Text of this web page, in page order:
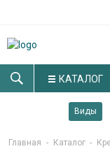
КАТАЛОГ
Виды
Главная - Каталог -